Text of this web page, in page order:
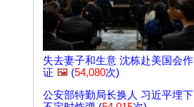
失去妻子和生意 沈栋赴美国会作
证 🖼️ (54,080次)
公安部特勤局长换人 习近平埋下